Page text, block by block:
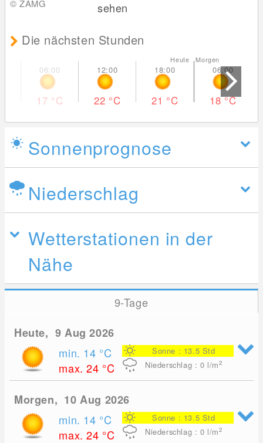
© ZAMG
sehen
Die nächsten Stunden
17 °C 22 °C 21 °C
Heute Morgen
18°C
Sonnenprognose
Niederschlag
Wetterstationen in der
Nähe
9-Tage
Heute, 9 Aug 2026
min. 14 °C
max. 24 °C
Sonne : 13.5 Std
Niederschlag : 0 l/m2
Morgen, 10 Aug 2026
min. 14 °C
max. 24 °C
Sonne : 13.5 Std
Niederschlag : 0 l/m2